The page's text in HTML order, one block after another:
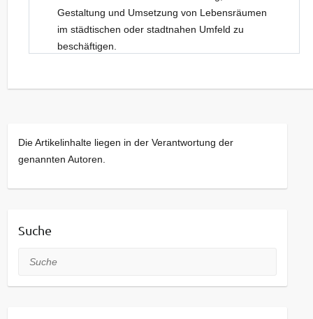
Gestaltung und Umsetzung von Lebensräumen
im städtischen oder stadtnahen Umfeld zu
beschäftigen.
Die Artikelinhalte liegen in der Verantwortung der
genannten Autoren.
Suche
Suche